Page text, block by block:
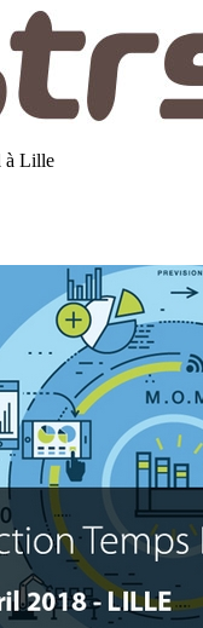
à Lille